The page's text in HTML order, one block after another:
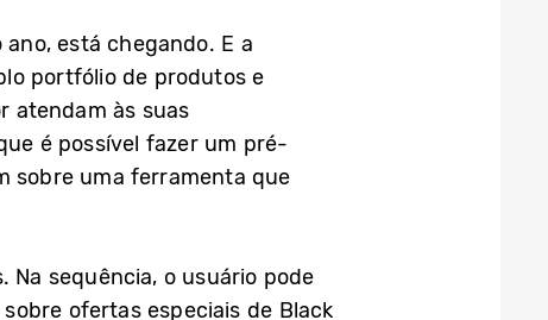
está chegando. E a
portfólio de produtos e
atendam às suas
é possível fazer um pré-
sobre uma ferramenta que
Na sequência, o usuário pode
ofertas especiais de Black